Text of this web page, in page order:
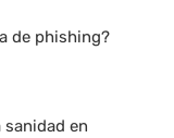
de phishing?
en